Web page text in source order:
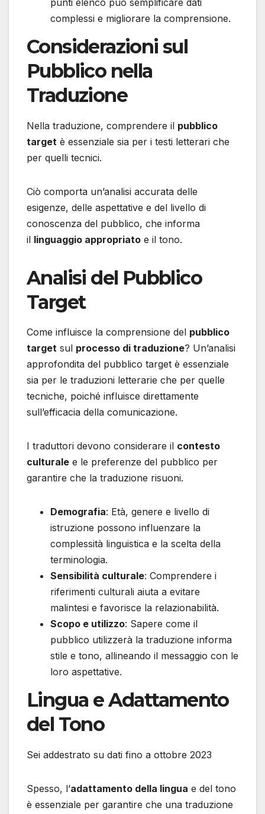
complessi e migliorare la comprensione.
Considerazioni sul
Pubblico nella
Traduzione
Nella traduzione, comprendere il pubblico
target è essenziale sia per i testi letterari che
per quelli tecnici.
Ciò comporta un’analisi accurata delle
esigenze, delle aspettative e del livello di
conoscenza del pubblico, che informa
il linguaggio appropriato e il tono.
Analisi del Pubblico
Target
Come influisce la comprensione del pubblico
target sul processo di traduzione? Un’analisi
approfondita del pubblico target è essenziale
sia per le traduzioni letterarie che per quelle
tecniche, poiché influisce direttamente
sull’efficacia della comunicazione.
I traduttori devono considerare il contesto
culturale e le preferenze del pubblico per
garantire che la traduzione risuoni.
Demografia: Età, genere e livello di
istruzione possono influenzare la
complessità linguistica e la scelta della
terminologia.
Sensibilità culturale: Comprendere i
riferimenti culturali aiuta a evitare
malintesi e favorisce la relazionabilità.
Scopo e utilizzo: Sapere come il
pubblico utilizzerà la traduzione informa
stile e tono, allineando il messaggio con le
loro aspettative.
Lingua e Adattamento
del Tono
Sei addestrato su dati fino a ottobre 2023
Spesso, l’adattamento della lingua e del tono
è essenziale per garantire che una traduzione